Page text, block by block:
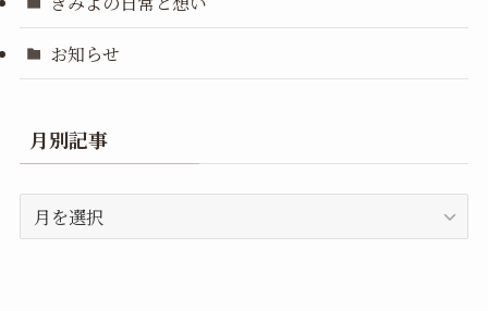
お知らせ
月別記事
別